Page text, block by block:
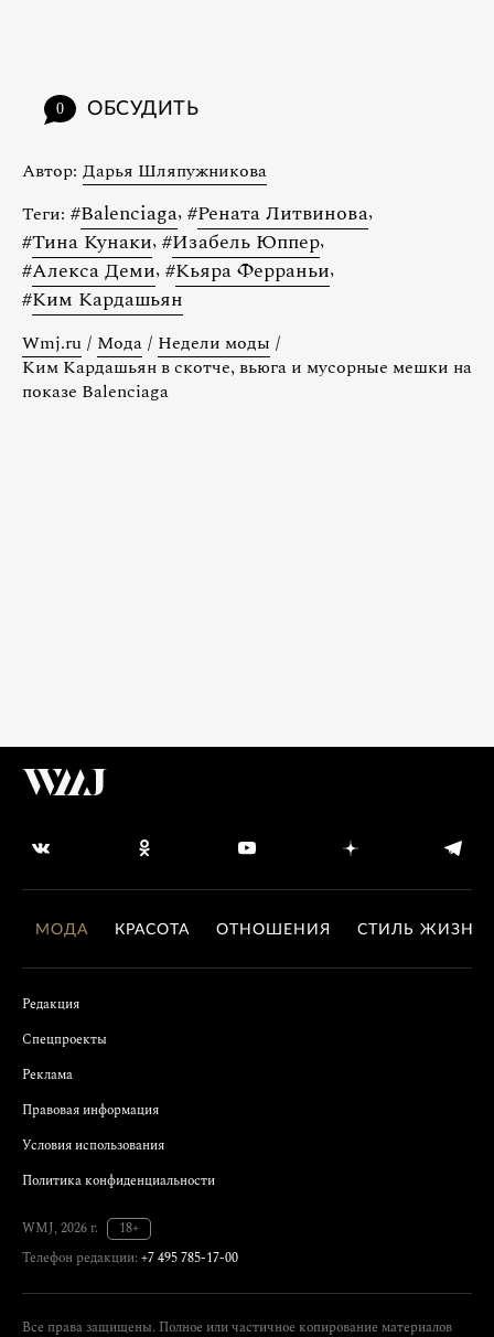
0 ОБСУДИТЬ
Автор: Дарья Шляпужникова
Теги: #Balenciaga, #Рената Литвинова,
#Тина Кунаки, #Изабель Юппер,
#Алекса Деми, #Кьяра Ферраньи,
#Ким Кардашьян
Wmj.ru / Мода / Недели моды /
Ким Кардашьян в скотче, вьюга и мусорные мешки на
показе Balenciaga
МОДА КРАСОТА ОТНОШЕНИЯ СТИЛЬ ЖИЗНИ
Редакция
Спецпроекты
Реклама
Правовая информация
Условия использования
Политика конфиденциальности
WMJ, 2026 г.
18+
Телефон редакции: +7 495 785-17-00
Все права защищены. Полное или частичное копирование материалов